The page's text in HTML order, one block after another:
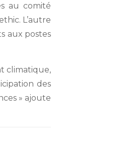
au comité
L’autre
aux postes
climatique,
des
» ajoute